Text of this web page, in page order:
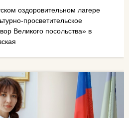
оздоровительном лагере
Великого посольства» в